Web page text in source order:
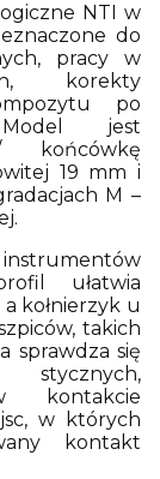
NTI w
do
pracy w
korekty
po
Model jest
19 mm i
M –
ułatwia
kołnierzyk u
takich
sprawdza się
kontakcie
w których
kontakt